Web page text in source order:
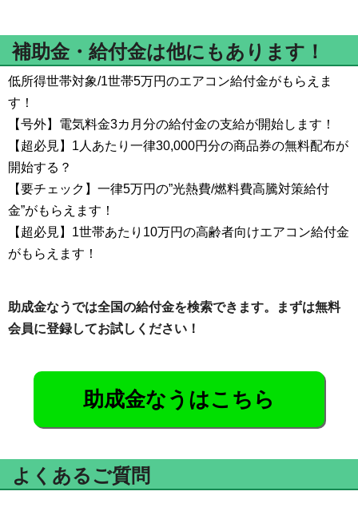
補助金・給付金は他にもあります！
低所得世帯対象/1世帯5万円のエアコン給付金がもらえま
す！
【号外】電気料金3カ月分の給付金の支給が開始します！
【超必見】1人あたり一律30,000円分の商品券の無料配布が
開始する？
【要チェック】一律5万円の”光熱費/燃料費高騰対策給付
金”がもらえます！
【超必見】1世帯あたり10万円の高齢者向けエアコン給付金
がもらえます！
助成金なうでは全国の給付金を検索できます。まずは無料
会員に登録してお試しください！
助成金なうはこちら
よくあるご質問